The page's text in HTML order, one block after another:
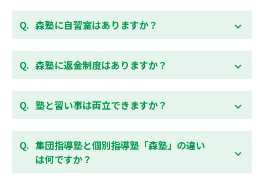
春期・夏期等の講習以外では森塾の授業は学校で習っ
たところを教える「復習型授業」ではなく、塾で習っ
のが楽しくなります。
勉強が楽しくなるとテストの成績が上がり、テストの
様の成績アップを目指しましょう！まずは無料授業体
験を！
無料体験はこちら
森塾に自習室はありますか？
各校舎に完備しています。
空いている時間があれば、学校の授業の予習や宿題、
森塾に返金制度はありますか？
森塾では保護者様に「安心して」入塾をご検討いただ
くために、ご入塾後4回授業を受けられるまでに入塾
「全額」を返金させていただく「返金制度」をご用意
しております。
塾と習い事は両立できますか？
森塾は個別指導ですので、時間や曜日を自由に選択す
ることができます。そのため、部活やすでにお通いの
習い事などと無理なく両立することができます。
集団指導塾と個別指導塾「森塾」の違い
は何ですか？